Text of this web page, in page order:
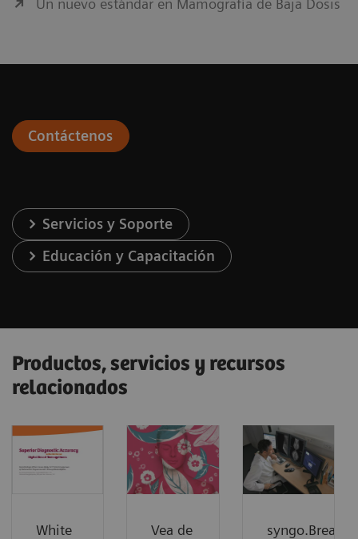
Un nuevo estándar en Mamografía de Baja Dosis
Contáctenos
Servicios y Soporte
Educación y Capacitación
Productos, servicios y recursos
relacionados
White
Vea de
syngo.Breast